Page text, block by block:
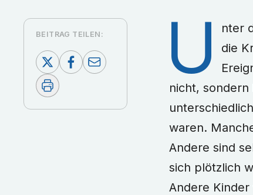
U
nter
die
nicht,
waren.
Andere sind
sich plötzlich
Andere
BEITRAG TEILEN: